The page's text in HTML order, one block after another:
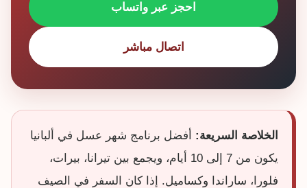
احجز عبر واتساب
اتصال مباشر
الخلاصة السريعة: أفضل برنامج شهر عسل في ألبانيا
يكون من 7 إلى 10 أيام، ويجمع بين تيرانا، بيرات،
فلورا، ساراندا وكساميل. إذا كان السفر في الصيف